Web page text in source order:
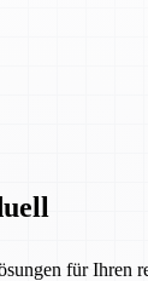
für Ihren